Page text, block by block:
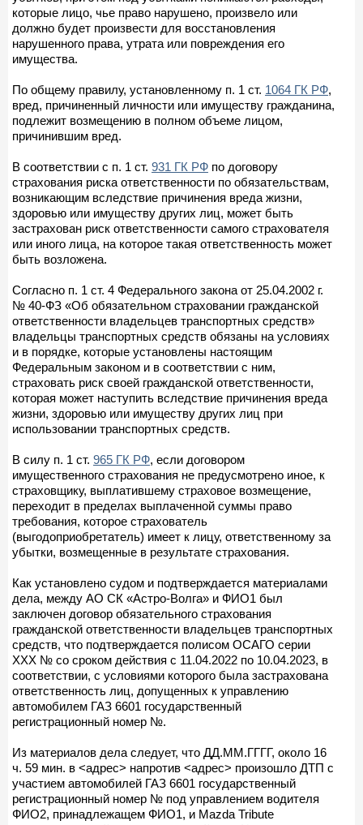
которые лицо, чье право нарушено, произвело или
должно будет произвести для восстановления
нарушенного права, утрата или повреждения его
имущества.
По общему правилу, установленному п. 1 ст. 1064 ГК РФ,
вред, причиненный личности или имуществу гражданина,
подлежит возмещению в полном объеме лицом,
причинившим вред.
В соответствии с п. 1 ст. 931 ГК РФ по договору
страхования риска ответственности по обязательствам,
возникающим вследствие причинения вреда жизни,
здоровью или имуществу других лиц, может быть
застрахован риск ответственности самого страхователя
или иного лица, на которое такая ответственность может
быть возложена.
Согласно п. 1 ст. 4 Федерального закона от 25.04.2002 г.
№ 40-ФЗ «Об обязательном страховании гражданской
ответственности владельцев транспортных средств»
владельцы транспортных средств обязаны на условиях
и в порядке, которые установлены настоящим
Федеральным законом и в соответствии с ним,
страховать риск своей гражданской ответственности,
которая может наступить вследствие причинения вреда
жизни, здоровью или имуществу других лиц при
использовании транспортных средств.
В силу п. 1 ст. 965 ГК РФ, если договором
имущественного страхования не предусмотрено иное, к
страховщику, выплатившему страховое возмещение,
переходит в пределах выплаченной суммы право
требования, которое страхователь
(выгодоприобретатель) имеет к лицу, ответственному за
убытки, возмещенные в результате страхования.
Как установлено судом и подтверждается материалами
дела, между АО СК «Астро-Волга» и ФИО1 был
заключен договор обязательного страхования
гражданской ответственности владельцев транспортных
средств, что подтверждается полисом ОСАГО серии
ХХХ № со сроком действия с 11.04.2022 по 10.04.2023, в
соответствии, с условиями которого была застрахована
ответственность лиц, допущенных к управлению
автомобилем ГАЗ 6601 государственный
регистрационный номер №.
Из материалов дела следует, что ДД.ММ.ГГГГ, около 16
ч. 59 мин. в <адрес> напротив <адрес> произошло ДТП с
участием автомобилей ГАЗ 6601 государственный
регистрационный номер № под управлением водителя
ФИО2, принадлежащем ФИО1, и Mazda Tribute